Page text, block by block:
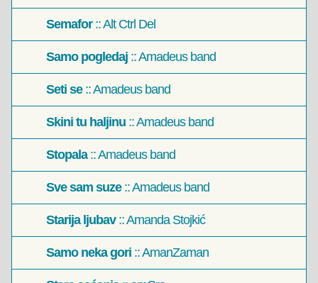
Semafor:: Alt Ctrl Del
Samo pogledaj :: Amadeus band
Seti se:: Amadeus band
Skini tu haljinu :: Amadeus band
Stopala:: Amadeus band
Sve sam suze:: Amadeus band
Starija ljubav:: Amanda Stojkić
Samo neka gori :: AmanZaman